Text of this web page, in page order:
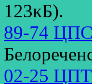
123кБ).
89-74 ЦПС
02-25